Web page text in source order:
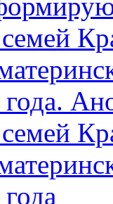
года.